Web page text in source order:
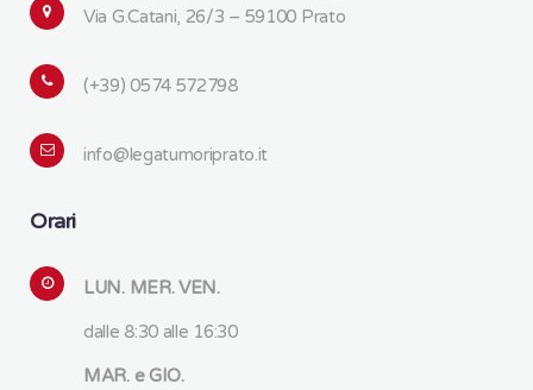
Via G.Catani, 26/3 – 59100 Prato
(+39) 0574 572798
info@legatumoriprato.it
Orari
LUN. MER. VEN.
dalle 8:30 alle 16:30
MAR. e GIO.